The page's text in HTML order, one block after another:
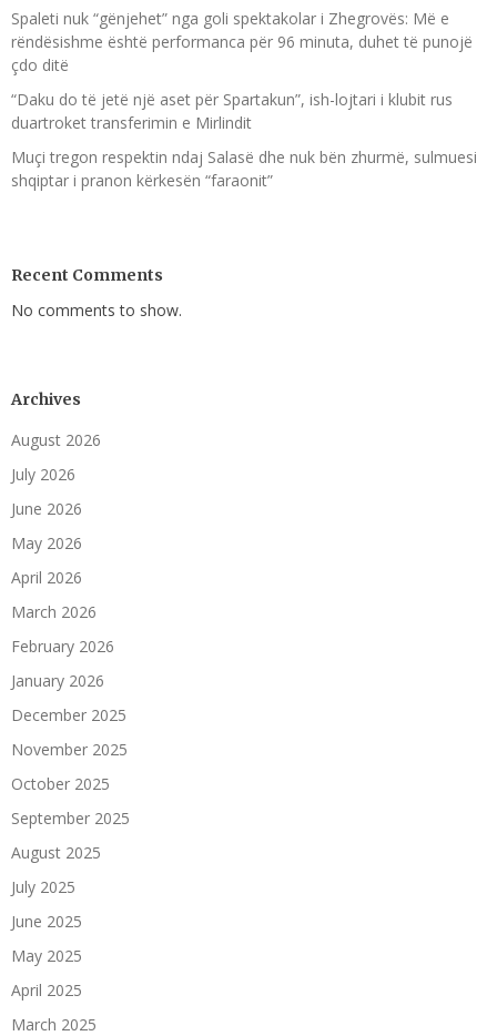
Spaleti nuk “gënjehet” nga goli spektakolar i Zhegrovës: Më e
rëndësishme është performanca për 96 minuta, duhet të punojë
çdo ditë
“Daku do të jetë një aset për Spartakun”, ish-lojtari i klubit rus
duartroket transferimin e Mirlindit
Muçi tregon respektin ndaj Salasë dhe nuk bën zhurmë, sulmuesi
shqiptar i pranon kërkesën “faraonit”
Recent Comments
No comments to show.
Archives
August 2026
July 2026
June 2026
May 2026
April 2026
March 2026
February 2026
January 2026
December 2025
November 2025
October 2025
September 2025
August 2025
July 2025
June 2025
May 2025
April 2025
March 2025